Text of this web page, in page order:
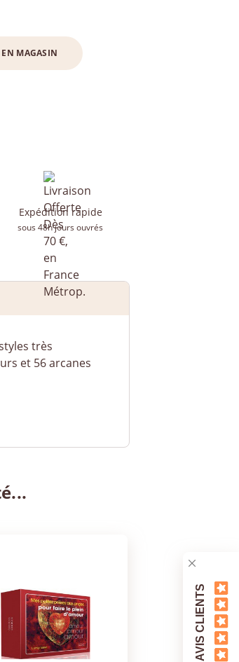
EN MAGASIN
Expédition rapide
sous 48h jours ouvrés
très
et 56 arcanes
AVIS CLIENTS